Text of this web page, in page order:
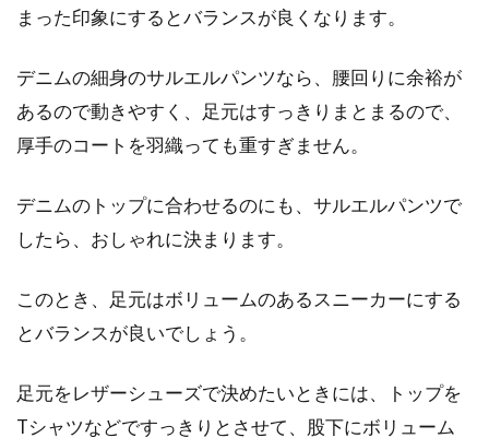
まった印象にするとバランスが良くなります。
デニムの細身のサルエルパンツなら、腰回りに余裕が
あるので動きやすく、足元はすっきりまとまるので、
厚手のコートを羽織っても重すぎません。
デニムのトップに合わせるのにも、サルエルパンツで
したら、おしゃれに決まります。
このとき、足元はボリュームのあるスニーカーにする
とバランスが良いでしょう。
足元をレザーシューズで決めたいときには、トップを
Tシャツなどですっきりとさせて、股下にボリューム